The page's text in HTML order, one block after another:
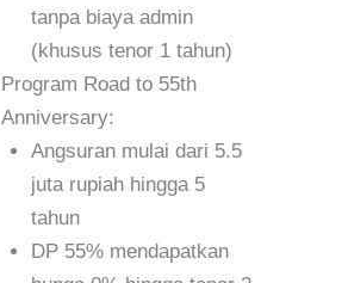
tanpa biaya admin
(khusus tenor 1 tahun)
Program Road to 55th
Anniversary:
Angsuran mulai dari 5.5
juta rupiah hingga 5
tahun
DP 55% mendapatkan